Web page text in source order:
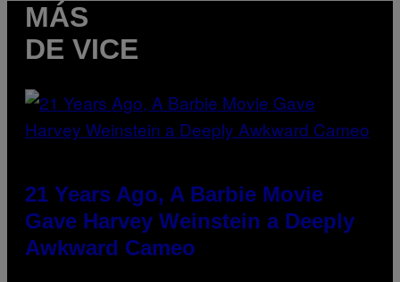
MÁS
DE VICE
21 Years Ago, A Barbie Movie
Gave Harvey Weinstein a Deeply
Awkward Cameo